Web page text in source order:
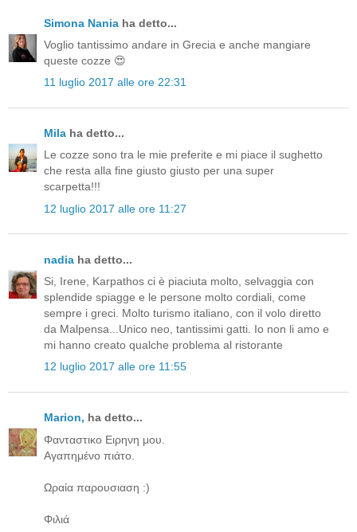
Simona Nania ha detto...
Voglio tantissimo andare in Grecia e anche mangiare
queste cozze 😍
11 luglio 2017 alle ore 22:31
Mila ha detto...
Le cozze sono tra le mie preferite e mi piace il sughetto
che resta alla fine giusto giusto per una super
scarpetta!!!
12 luglio 2017 alle ore 11:27
nadia ha detto...
Si, Irene, Karpathos ci è piaciuta molto, selvaggia con
splendide spiagge e le persone molto cordiali, come
sempre i greci. Molto turismo italiano, con il volo diretto
da Malpensa...Unico neo, tantissimi gatti. Io non li amo e
mi hanno creato qualche problema al ristorante
12 luglio 2017 alle ore 11:55
Μarion, ha detto...
Φανταστικο Ειρηνη μου.
Αγαπημένο πιάτο.
Ωραία παρουσιαση :)
Φιλιά